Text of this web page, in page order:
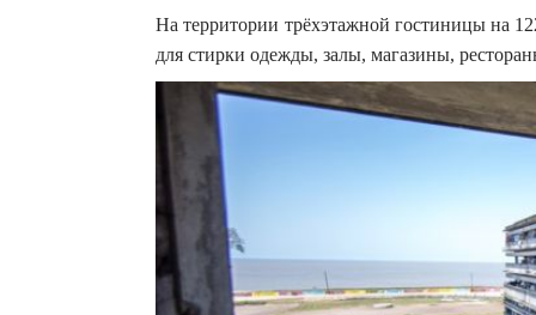
На территории трёхэтажной гостиницы на
для стирки одежды, залы, магазины,